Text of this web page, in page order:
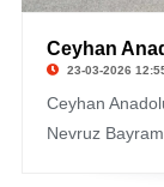
Ceyhan
23-03-2026
Ceyhan
Nevruz